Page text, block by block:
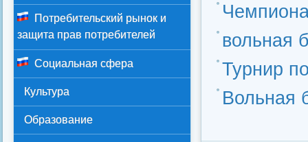
вольная
Турнир
Вольная
Потребительский рынок и
защита прав потребителей
Социальная сфера
Культура
Образование